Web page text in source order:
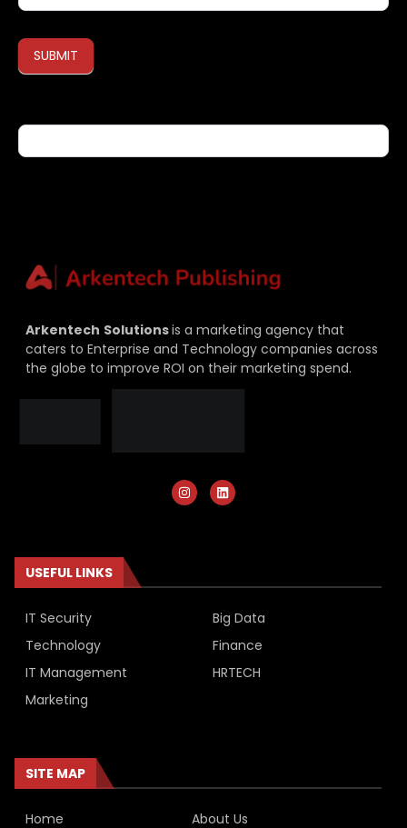
SUBMIT
Arkentech Solutionsis a marketing agency that
caters to Enterprise and Technology companies across
the globe to improve ROI on their marketing spend.
USEFUL LINKS
IT Security
Big Data
Technology
Finance
IT Management
HRTECH
Marketing
SITE MAP
Home About Us